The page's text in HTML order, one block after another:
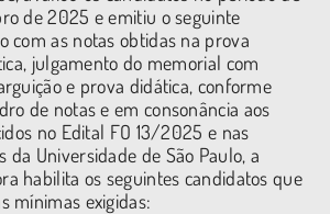
de 2025 e emitiu o seguinte
com as notas obtidas na prova
julgamento do memorial com
e prova didática, conforme
de notas e em consonância aos
no Edital FO 13/2025 e nas
da Universidade de São Paulo, a
habilita os seguintes candidatos que
mínimas exigidas: